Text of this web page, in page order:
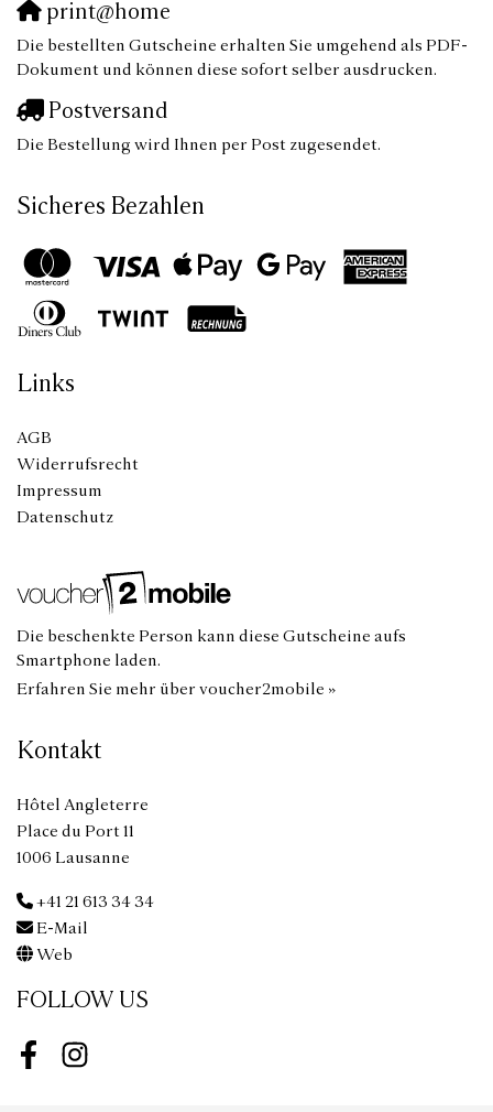
print@home
Die bestellten Gutscheine erhalten Sie umgehend als PDF-
Dokument und können diese sofort selber ausdrucken.
Postversand
Die Bestellung wird Ihnen per Post zugesendet.
Sicheres Bezahlen
Links
AGB
Widerrufsrecht
Impressum
Datenschutz
Die beschenkte Person kann diese Gutscheine aufs
Smartphone laden.
Erfahren Sie mehr über voucher2mobile »
Kontakt
Hôtel Angleterre
Place du Port 11
1006 Lausanne
+41 21 613 34 34
E-Mail
Web
FOLLOW US
FacebookInstagram